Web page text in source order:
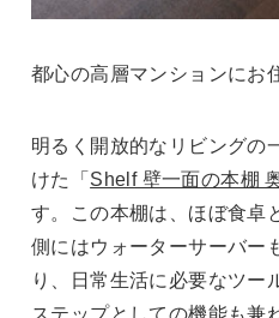
都心の高層マンションにお
明るく開放的なリビングの
けた「 Shelf 壁一面の本棚
す。この本棚は、ほぼ食卓
側にはウォーターサーバー
り、日常生活に必要なツー